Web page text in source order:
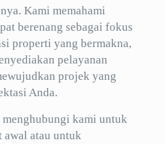
Kami memahami
berenang sebagai fokus
properti yang bermakna,
pelayanan
projek yang
Anda.
menghubungi kami untuk
awal atau untuk